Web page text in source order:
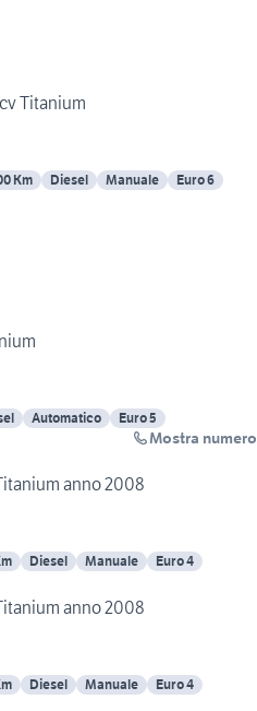
Ford Cmax 1.5 tdi 120 cv Titanium
Km Diesel Manuale Euro 6
Automatico
Euro 5
Mostra numero
anno 2008
Diesel Manuale Euro 4
anno 2008
Diesel Manuale Euro 4